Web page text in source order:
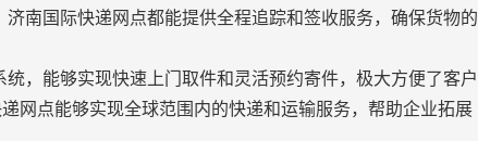
南国际快递网点都能提供全程追踪和签收服务，确保货物的
，能够实现快速上门取件和灵活预约寄件，极大方便了客户
网点能够实现全球范围内的快递和运输服务，帮助企业拓展